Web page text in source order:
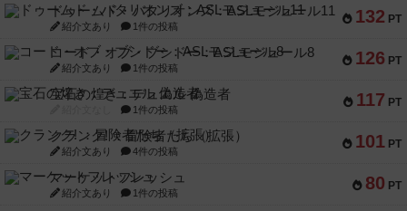
132 PT
ドゥームド・バタリオンズ：ASLモジュール11
紹介文あり 1件の投稿
126 PT
コード・オブ・ブシドー：ASLモジュール8
紹介文あり 1件の投稿
117 PT
宝石の煌き：デュエル 偽造者
1件の投稿
101 PT
クランク! ：冒険者たち（拡張）
紹介文あり 4件の投稿
80 PT
マーケットフレッシュ
紹介文あり 1件の投稿